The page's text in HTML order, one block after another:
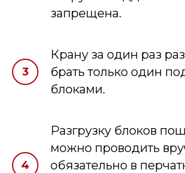
запрещена.
Крану за один раз
брать только один
блоками.
Разгрузку блоков
можно проводить
обязательно в